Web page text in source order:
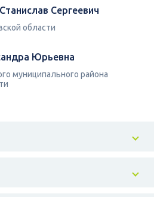
Сергеевич
области
Юрьевна
муниципального района